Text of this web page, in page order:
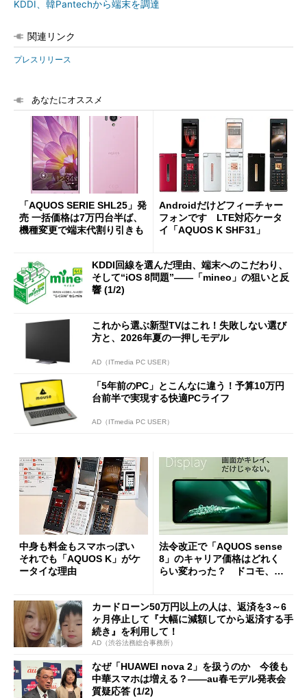
KDDI、韓Pantechから端末を調達
関連リンク
プレスリリース
あなたにオススメ
「AQUOS SERIE SHL25」発
売 一括価格は7万円台半ば、
機種変更で端末代割り引きも
Androidだけどフィーチャー
フォンです LTE対応ケータ
イ「AQUOS K SHF31」
KDDI回線を選んだ理由、端末へのこだわり、
そして“iOS 8問題”――「mineo」の狙いと反
響 (1/2)
これから選ぶ新型TVはこれ！失敗しない選び
方と、2026年夏の一押しモデル
AD（ITmedia PC USER）
「5年前のPC」とこんなに違う！予算10万円
台前半で実現する快適PCライフ
AD（ITmedia PC USER）
中身も料金もスマホっぽい
それでも「AQUOS K」がケ
ータイな理由
法令改正で「AQUOS sense
8」のキャリア価格はどれく
らい変わった？ ドコモ、a
カードローン50万円以上の人は、返済を3～6
ヶ月停止して『大幅に減額してから返済する手
続き』を利用して！
AD（渋谷法務総合事務所）
なぜ「HUAWEI nova 2」を扱うのか 今後も
中華スマホは増える？――au春モデル発表会
質疑応答 (1/2)